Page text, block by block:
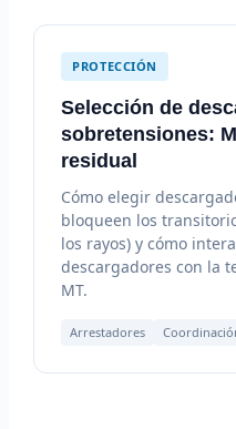
PROTECCIÓN
Selección de
sobretensiones:
residual
Cómo elegir
bloqueen los
los rayos) y cómo
descargadores con la
MT.
Arrestadores